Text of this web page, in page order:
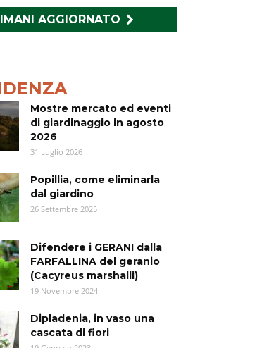
AGGIORNATO
Mostre mercato ed eventi
di giardinaggio in agosto
2026
31 Luglio 2026
Popillia, come eliminarla
dal giardino
26 Settembre 2025
Difendere i GERANI dalla
FARFALLINA del geranio
(Cacyreus marshalli)
19 Novembre 2024
Dipladenia, in vaso una
cascata di fiori